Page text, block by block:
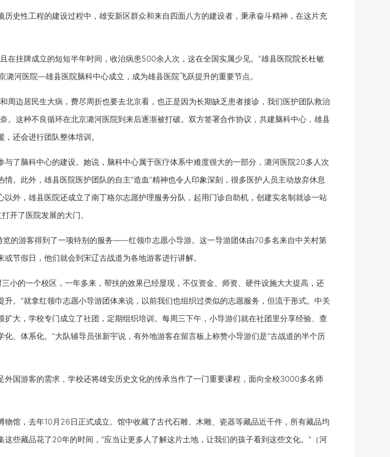
史性工程的建设过程中，雄安新区群众和来自四面八方的建设者，秉承奋斗精神，在这片充
挂牌成立的短短半年时间，收治病患500余人次，这在全国实属少见。”雄县医院院长杜敏
潞河医院—雄县医院脑科中心成立，成为雄县医院飞跃提升的重要节点。
边居民生大病，费尽周折也要去北京看，也正是因为长期缺乏患者接诊，我们医护团队救治
。这种不良循环在北京潞河医院到来后逐渐被打破。双方签署合作协议，共建脑科中心，雄县
还会进行团队整体培训。
了脑科中心的建设。她说，脑科中心属于医疗体系中难度很大的一部分，潞河医院20多人次
。此外，雄县医院医护团队的自主“造血”精神也令人印象深刻，很多医护人员主动放弃休息
以外，雄县医院还成立了南丁格尔志愿护理服务分队，起用门诊自助机，创建实名制就诊一站
开了医院发展的大门。
的游客得到了一项特别的服务——红领巾志愿小导游。这一导游团体由70多名来自中关村第
节假日，他们就会到宋辽古战道为各地游客进行讲解。
的一个校区，一年多来，帮扶的效果已经显现，不仅资金、师资、硬件设施大大提高，还
。“就拿红领巾志愿小导游团体来说，以前我们也组织过类似的志愿服务，但流于形式。中关
大，学校专门成立了社团，定期组织培训。每周三下午，小导游们就在社团里分享经验、查
、体系化。”大队辅导员张新宇说，有外地游客在留言板上称赞小导游们是“古战道的半个历
国游客的需求，学校还将雄安历史文化的传承当作了一门重要课程，面向全校3000多名师
馆，去年10月26日正式成立。馆中收藏了古代石雕、木雕、瓷器等藏品近千件，所有藏品均
些藏品花了20年的时间，“应当让更多人了解这片土地，让我们的孩子看到这些文化。” （河